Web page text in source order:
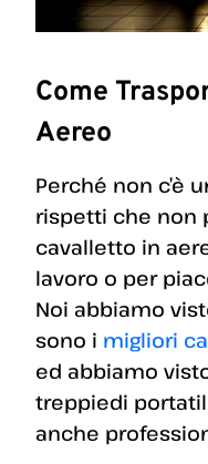
Come
Aereo
Perché non c’è
rispetti che non
cavalletto in
lavoro o per
Noi abbiamo
sono i migliori
ed abbiamo
treppiedi
anche